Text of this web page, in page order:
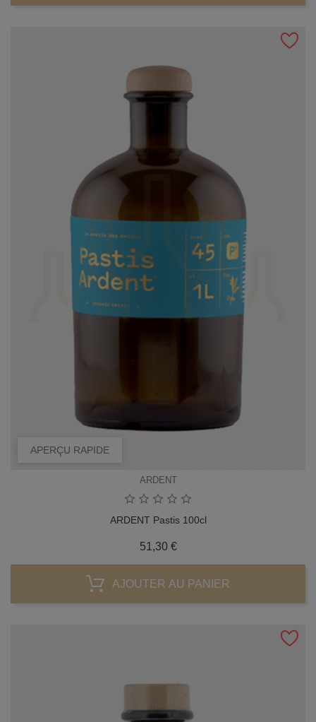
APERÇU RAPIDE
ARDENT
ARDENT Pastis 100cl
51,30 €Prix
AJOUTER AU PANIER